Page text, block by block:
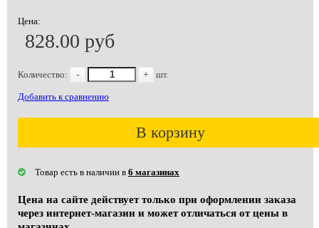
Цена:
828.00 руб
Количество: - + шт.
Добавить к сравнению
В корзину
Товар есть в наличии в 6 магазинах
Цена на сайте действует только при оформлении заказа
через интернет-магазин и может отличаться от цены в